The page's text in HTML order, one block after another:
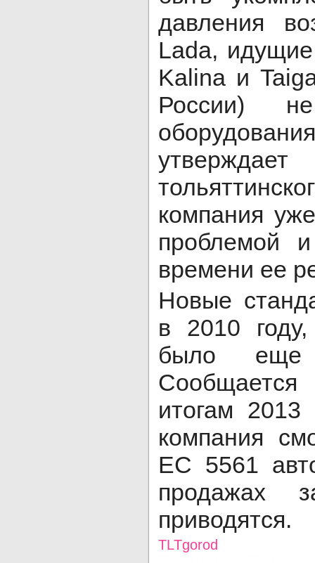
давления
Lada,
Kalina и
России)
компания
проблемой
времени ее
Новые
в 2010
было
итогам 2013
компания
ЕС 5561
продажах
приводятся.
TLTgorod